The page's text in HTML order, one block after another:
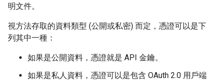
明文件。
視方法存取的資料類型 (公開或私密) 而定，憑證可以是下
列其中一種：
如果是公開資料，憑證就是 API 金鑰。
如果是私人資料，憑證可以是包含 OAuth 2.0 用戶端